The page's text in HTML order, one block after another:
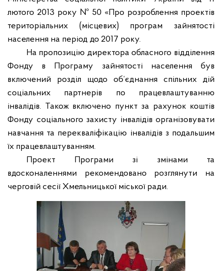
лютого 2013 року № 50 «Про розроблення проектів
територіальних (місцевих) програм зайнятості
населення на період до 2017 року.
На пропозицію директора обласного відділення
Фонду в Програму зайнятості населення був
включений розділ щодо об’єднання спільних дій
соціальних партнерів по працевлаштуванню
інвалідів. Також включено пункт за рахунок коштів
Фонду соціального захисту інвалідів організовувати
навчання та перекваліфікацію інвалідів з подальшим
їх працевлаштуванням.
Проект Програми зі змінами та
вдосконаленнями рекомендовано розглянути на
черговій сесії Хмельницької міської ради.